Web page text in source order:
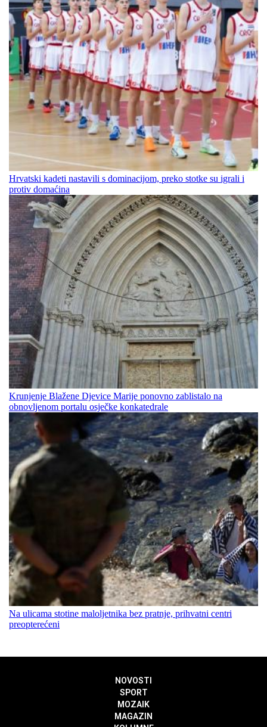
Hrvatski kadeti nastavili s dominacijom, preko stotke su igrali i
protiv domaćina
Krunjenje Blažene Djevice Marije ponovno zablistalo na
obnovljenom portalu osječke konkatedrale
Na ulicama stotine maloljetnika bez pratnje, prihvatni centri
preopterećeni
NOVOSTI
SPORT
MOZAIK
MAGAZIN